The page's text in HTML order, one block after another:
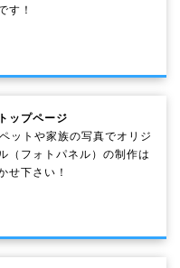
す！
ップページ
ットや家族の写真でオリジ
（フォトパネル）の制作は
せ下さい！